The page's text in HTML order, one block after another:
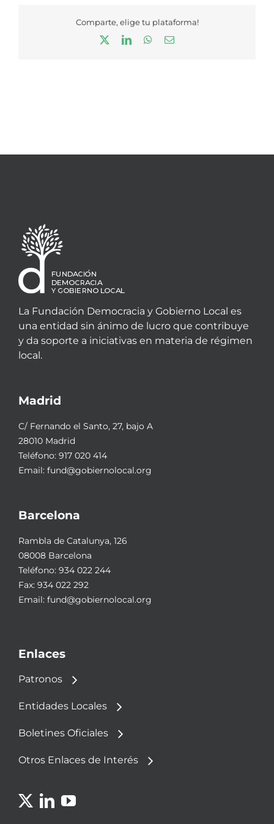
Comparte, elige tu plataforma!
LinkedInWhatsApp
Correo
La Fundación Democracia y Gobierno Local es
una entidad sin ánimo de lucro que contribuye
y da soporte a iniciativas en materia de régimen
local.
Madrid
C/ Fernando el Santo, 27, bajo A
28010 Madrid
Teléfono: 917 020 414
Email: fund@gobiernolocal.org
Barcelona
Rambla de Catalunya, 126
08008 Barcelona
Teléfono: 934 022 244
Fax: 934 022 292
Email: fund@gobiernolocal.org
Enlaces
Patronos
Entidades Locales
Boletines Oficiales
Otros Enlaces de Interés